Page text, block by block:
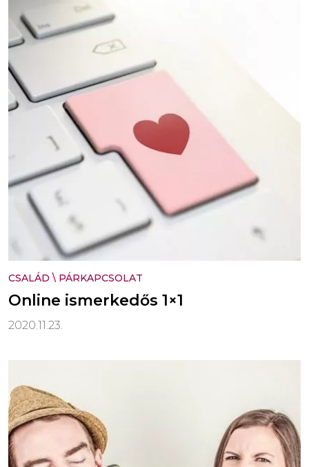
CSALÁD \ PÁRKAPCSOLAT
Online ismerkedős 1×1
2020.11.23.